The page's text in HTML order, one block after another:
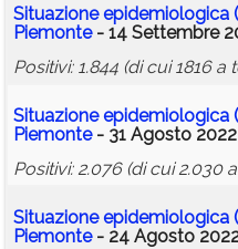
Situazione
Piemonte- 14 Settembre
Positivi: 1.844 (di cui 1816 a
Situazione
Piemonte- 31 Agosto 2022
Positivi: 2.076 (di cui 2.030
Situazione
Piemonte- 24 Agosto